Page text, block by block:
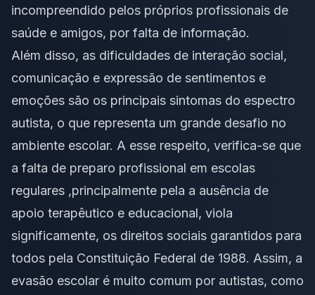
incompreendido pelos próprios profissionais de
saúde e amigos, por falta de informação.
Além disso, as dificuldades de interação social,
comunicação e expressão de sentimentos e
emoções são os principais sintomas do espectro
autista, o que representa um grande desafio no
ambiente escolar. A esse respeito, verifica-se que
a falta de preparo profissional em escolas
regulares ,principalmente pela a ausência de
apoio terapêutico e educacional, viola
significamente, os direitos sociais garantidos para
todos pela Constituição Federal de 1988. Assim, a
evasão escolar é muito comum por autistas, como